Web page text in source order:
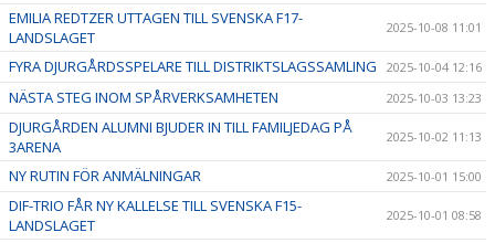
EMILIA REDTZER UTTAGEN TILL SVENSKA F17-
LANDSLAGET
2025-10-08 11:01
FYRA DJURGÅRDSSPELARE TILL DISTRIKTSLAGSSAMLING 2025-10-04 12:16
NÄSTA STEG INOM SPÅRVERKSAMHETEN 2025-10-03 13:23
DJURGÅRDEN ALUMNI BJUDER IN TILL FAMILJEDAG PÅ
3ARENA
2025-10-02 11:13
NY RUTIN FÖR ANMÄLNINGAR 2025-10-01 15:00
DIF-TRIO FÅR NY KALLELSE TILL SVENSKA F15-
LANDSLAGET
2025-10-01 08:58